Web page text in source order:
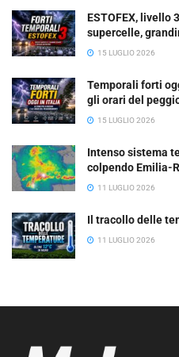
ESTOFEX, livello
supercelle,
15 LUGLIO 2026
Temporali forti
gli orari del
15 LUGLIO 2026
Intenso sistema
colpendo Emilia-
11 LUGLIO 2026
Il tracollo delle
11 LUGLIO 2026